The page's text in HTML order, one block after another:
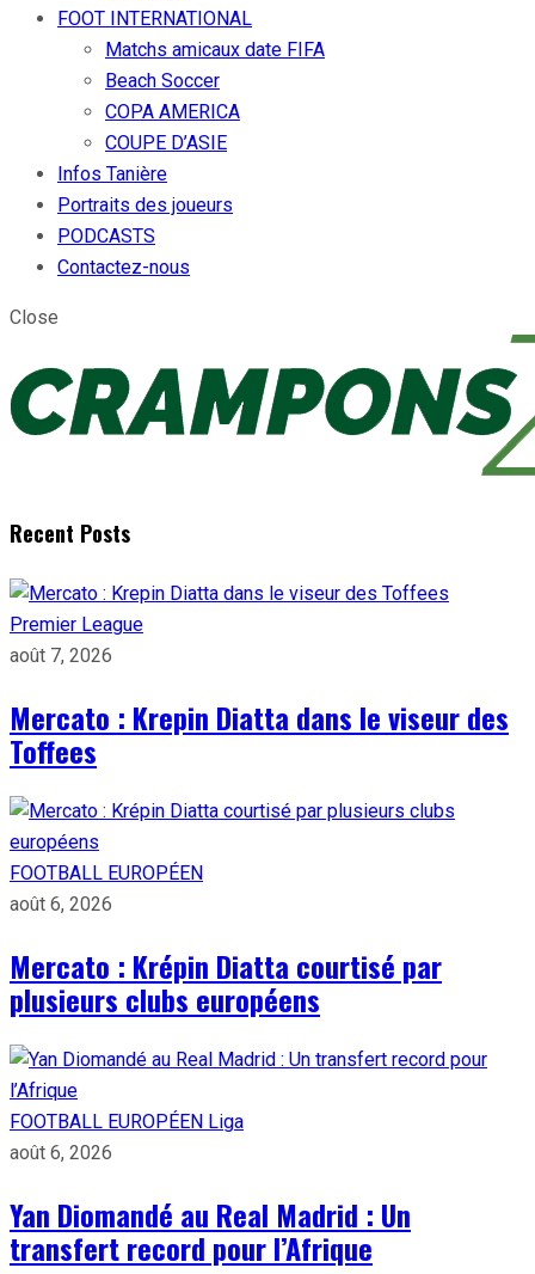
FOOT INTERNATIONAL
Matchs amicaux date FIFA
Beach Soccer
COPA AMERICA
COUPE D’ASIE
Infos Tanière
Portraits des joueurs
PODCASTS
Contactez-nous
Close
Recent Posts
Premier League
août 7, 2026
Mercato : Krepin Diatta dans le viseur des
Toffees
FOOTBALL EUROPÉEN
août 6, 2026
Mercato : Krépin Diatta courtisé par
plusieurs clubs européens
FOOTBALL EUROPÉEN Liga
août 6, 2026
Yan Diomandé au Real Madrid : Un
transfert record pour l’Afrique